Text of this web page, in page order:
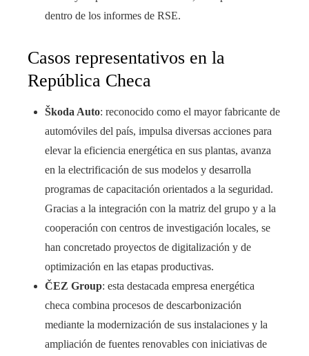
dentro de los informes de RSE.
Casos representativos en la
República Checa
Škoda Auto: reconocido como el mayor fabricante de
automóviles del país, impulsa diversas acciones para
elevar la eficiencia energética en sus plantas, avanza
en la electrificación de sus modelos y desarrolla
programas de capacitación orientados a la seguridad.
Gracias a la integración con la matriz del grupo y a la
cooperación con centros de investigación locales, se
han concretado proyectos de digitalización y de
optimización en las etapas productivas.
ČEZ Group: esta destacada empresa energética
checa combina procesos de descarbonización
mediante la modernización de sus instalaciones y la
ampliación de fuentes renovables con iniciativas de